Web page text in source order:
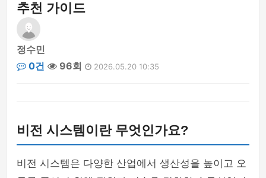
추천 가이드
정수민
0건
96회 2026.05.20 10:35
비전 시스템이란 무엇인가요?
비전 시스템은 다양한 산업에서 생산성을 높이고 오